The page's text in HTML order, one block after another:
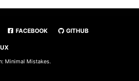
FACEBOOK GITHUB
Minimal Mistakes.